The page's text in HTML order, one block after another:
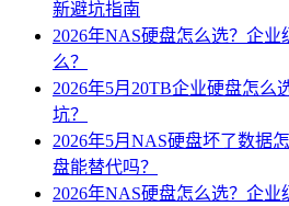
新避坑指南
2026年NAS硬盘怎么选？企
么？
2026年5月20TB企业硬盘怎么
坑？
2026年5月NAS硬盘坏了数据
盘能替代吗？
2026年NAS硬盘怎么选？企